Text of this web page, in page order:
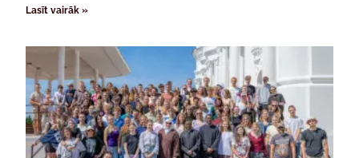
Lasīt vairāk »